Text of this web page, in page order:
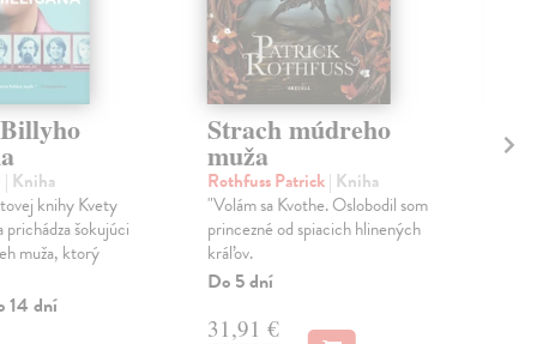
| Kniha
knihy Kvety
šokujúci
muža, ktorý
14 dní
Strach múdreho
muža
Rothfuss Patrick| Kniha
"Volám sa Kvothe. Oslobodil som
princezné od spiacich hlinených
kráľov.
Do 5 dní
31,91 €